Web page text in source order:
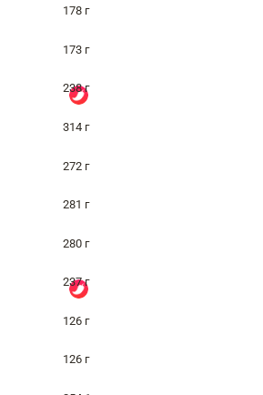
178 г
173 г
238 г
314 г
272 г
281 г
280 г
237 г
126 г
126 г